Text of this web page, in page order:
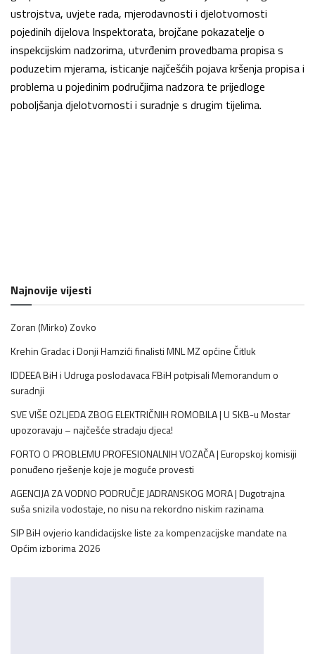
ustrojstva, uvjete rada, mjerodavnosti i djelotvornosti
pojedinih dijelova Inspektorata, brojčane pokazatelje o
inspekcijskim nadzorima, utvrđenim provedbama propisa s
poduzetim mjerama, isticanje najčešćih pojava kršenja propisa i
problema u pojedinim područjima nadzora te prijedloge
poboljšanja djelotvornosti i suradnje s drugim tijelima.
Najnovije vijesti
Zoran (Mirko) Zovko
Krehin Gradac i Donji Hamzići finalisti MNL MZ općine Čitluk
IDDEEA BiH i Udruga poslodavaca FBiH potpisali Memorandum o
suradnji
SVE VIŠE OZLJEDA ZBOG ELEKTRIČNIH ROMOBILA | U SKB-u Mostar
upozoravaju – najčešće stradaju djeca!
FORTO O PROBLEMU PROFESIONALNIH VOZAČA | Europskoj komisiji
ponuđeno rješenje koje je moguće provesti
AGENCIJA ZA VODNO PODRUČJE JADRANSKOG MORA | Dugotrajna
suša snizila vodostaje, no nisu na rekordno niskim razinama
SIP BiH ovjerio kandidacijske liste za kompenzacijske mandate na
Općim izborima 2026